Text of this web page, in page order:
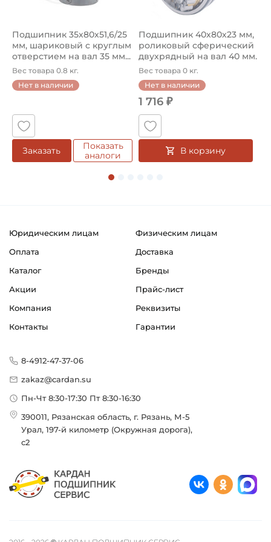
Подшипник 35х80х51,6/25
мм, шариковый с круглым
отверстием на вал 35 мм...
Вес товара 0.8 кг.
Нет в наличии
Заказать
Показать
аналоги
Подшипник 40х80х23 мм,
роликовый сферический
двухрядный на вал 40 мм.
А...
Вес товара 0 кг.
Нет в наличии
1 716 ₽
В корзину
Юридическим лицам
Физическим лицам
Оплата
Доставка
Каталог
Бренды
Акции
Прайс-лист
Компания
Реквизиты
Контакты
Гарантии
8-4912-47-37-06
zakaz@cardan.su
Пн-Чт 8:30-17:30 Пт 8:30-16:30
390011, Рязанская область, г. Рязань, М-5
Урал, 197-й километр (Окружная дорога),
с2